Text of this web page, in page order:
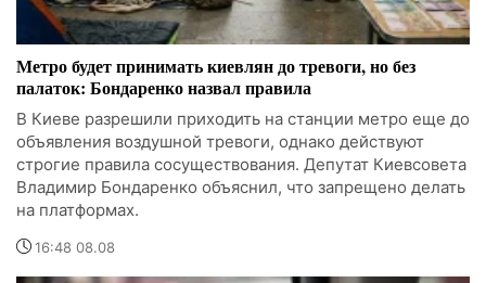
Метро будет принимать киевлян до тревоги, но без
палаток: Бондаренко назвал правила
В Киеве разрешили приходить на станции метро еще до
объявления воздушной тревоги, однако действуют
строгие правила сосуществования. Депутат Киевсовета
Владимир Бондаренко объяснил, что запрещено делать
на платформах.
16:48 08.08